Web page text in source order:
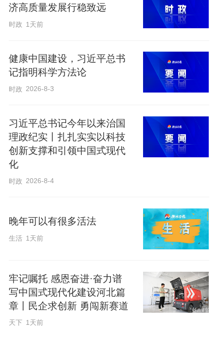
济高质量发展行稳致远
时政 1天前
健康中国建设，习近平总书
记指明科学方法论
时政 2026-8-3
习近平总书记今年以来治国
理政纪实丨扎扎实实以科技
创新支撑和引领中国式现代
化
时政 2026-8-4
晚年可以有很多活法
生活 1天前
牢记嘱托 感恩奋进·奋力谱
写中国式现代化建设河北篇
章丨民企求创新 勇闯新赛道
天下 1天前